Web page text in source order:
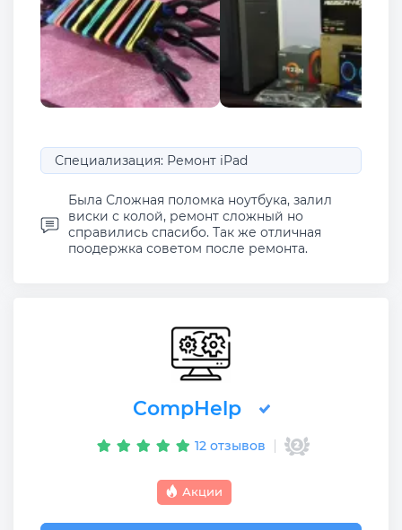
Специализация: Ремонт iPad
Была Сложная поломка ноутбука, залил
виски с колой, ремонт сложный но
справились спасибо. Так же отличная
поодержка советом после ремонта.
CompHelp
12 отзывов
Акции